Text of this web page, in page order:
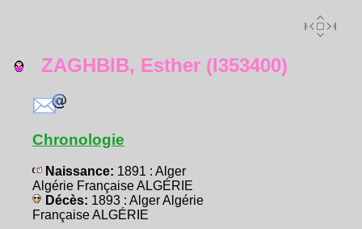
ZAGHBIB, Esther (I353400)
Chronologie
Naissance: 1891 : Alger
Algérie Française ALGÉRIE
Décès: 1893 : Alger Algérie
Française ALGÉRIE